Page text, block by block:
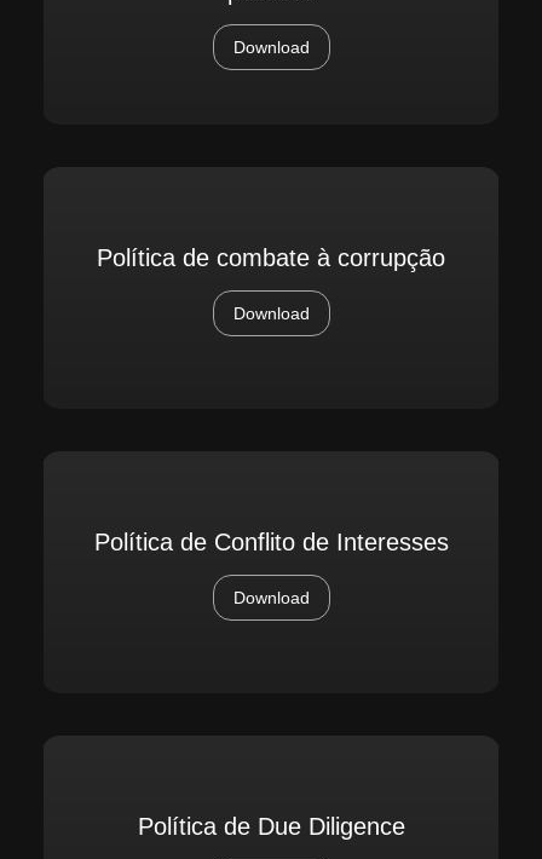
Download
Política de combate à corrupção
Download
Política de Conflito de Interesses
Download
Política de Due Diligence